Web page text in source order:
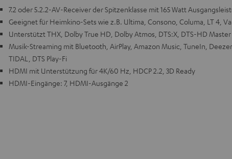
7.2 oder 5.2.2-AV-Receiver der Spitzenklasse mit 165 Watt
Geeignet für Heimkino-Sets wie z.B. Ultima, Consono, Columa, LT 4,
Unterstützt THX, Dolby True HD, Dolby Atmos, DTS:X, DTS-HD
Musik-Streaming mit Bluetooth, AirPlay, Amazon Music, TuneIn,
TIDAL, DTS Play-Fi
HDMI mit Unterstützung für 4K/60 Hz, HDCP 2.2, 3D Ready
HDMI-Eingänge: 7, HDMI-Ausgänge 2